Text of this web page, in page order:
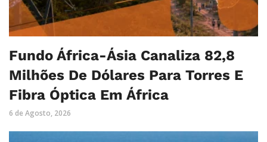
Fundo África-Ásia Canaliza 82,8
Milhões De Dólares Para Torres E
Fibra Óptica Em África
6 de Agosto, 2026